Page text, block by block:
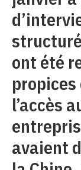
ont été
l’accès
avaient